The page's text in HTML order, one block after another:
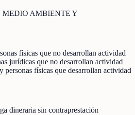
MEDIO AMBIENTE Y
físicas que no desarrollan actividad
jurídicas que no desarrollan actividad
personas físicas que desarrollan actividad
dineraria sin contraprestación